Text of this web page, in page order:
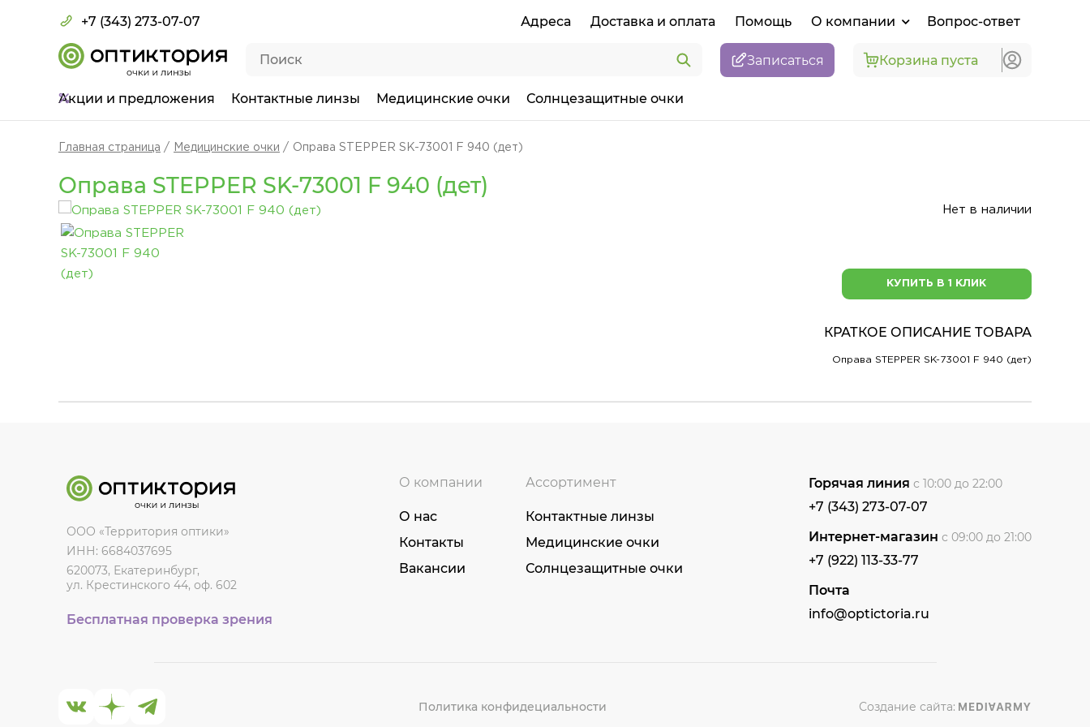
+7 (343) 273-07-07 Адреса Доставка и оплата Помощь О компании Вопрос-ответ
Записаться Корзина пуста
Акции и предложения Контактные линзы Медицинские очки Солнцезащитные очки
Главная страница Медицинские очки Оправа STEPPER SK-73001 F 940 (дет)
Оправа STEPPER SK-73001 F 940 (дет)
Нет в наличии
КУПИТЬ В 1 КЛИК
КРАТКОЕ ОПИСАНИЕ ТОВАРА
Оправа STEPPER SK-73001 F 940 (дет)
ООО «Территория оптики»
ИНН: 6684037695
620073, Екатеринбург,
ул. Крестинского 44, оф. 602
Бесплатная проверка зрения
О компании
О нас
Контакты
Вакансии
Ассортимент
Контактные линзы
Медицинские очки
Солнцезащитные очки
Горячая линия с 10:00 до 22:00
+7 (343) 273-07-07
Интернет-магазин с 09:00 до 21:00
+7 (922) 113-33-77
Почта
info@optictoria.ru
Политика конфидециальности Создание сайта: